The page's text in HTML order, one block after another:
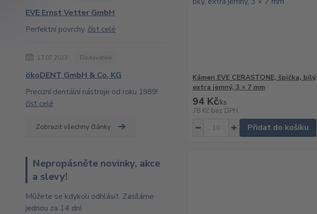
EVE Ernst Vetter GmbH
Perfektní povrchy. číst celé
13.07.2023 Dodavatelé
ökoDENT GmbH & Co. KG
Precizní dentální nástroje od roku 1989!
číst celé
Zobrazit všechny články
Nepropásněte novinky, akce
a slevy!
Můžete se kdykoli odhlásit. Zasíláme
jednou za 14 dní.
Kámen EVE CERASTONE, špička, bílý,
extra jemný, 3 × 7 mm
94 Kč/ks
78 Kč bez DPH
Přidat do košíku